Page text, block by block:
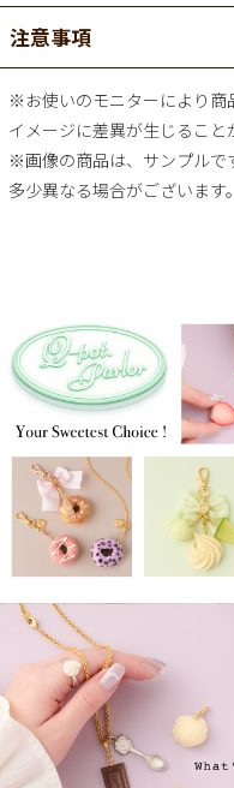
注意事項
※お使いのモニターにより商
イメージに差異が生じること
※画像の商品は、サンプルで
多少異なる場合がございます。